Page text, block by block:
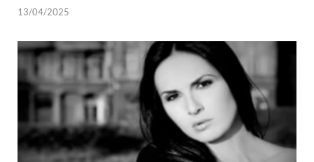
13/04/2025